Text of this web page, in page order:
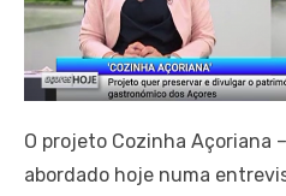
O projeto Cozinha Açoriana
abordado hoje numa